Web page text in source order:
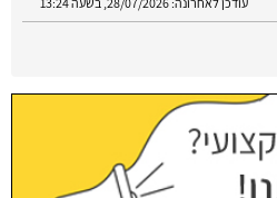
28/07/2026, בשעה 13:52